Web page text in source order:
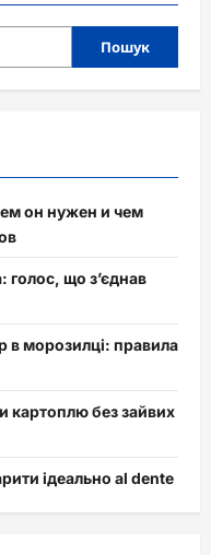
Пошук
он нужен и чем
голос, що з’єднав
в морозилці: правила
картоплю без зайвих
ідеально al dente